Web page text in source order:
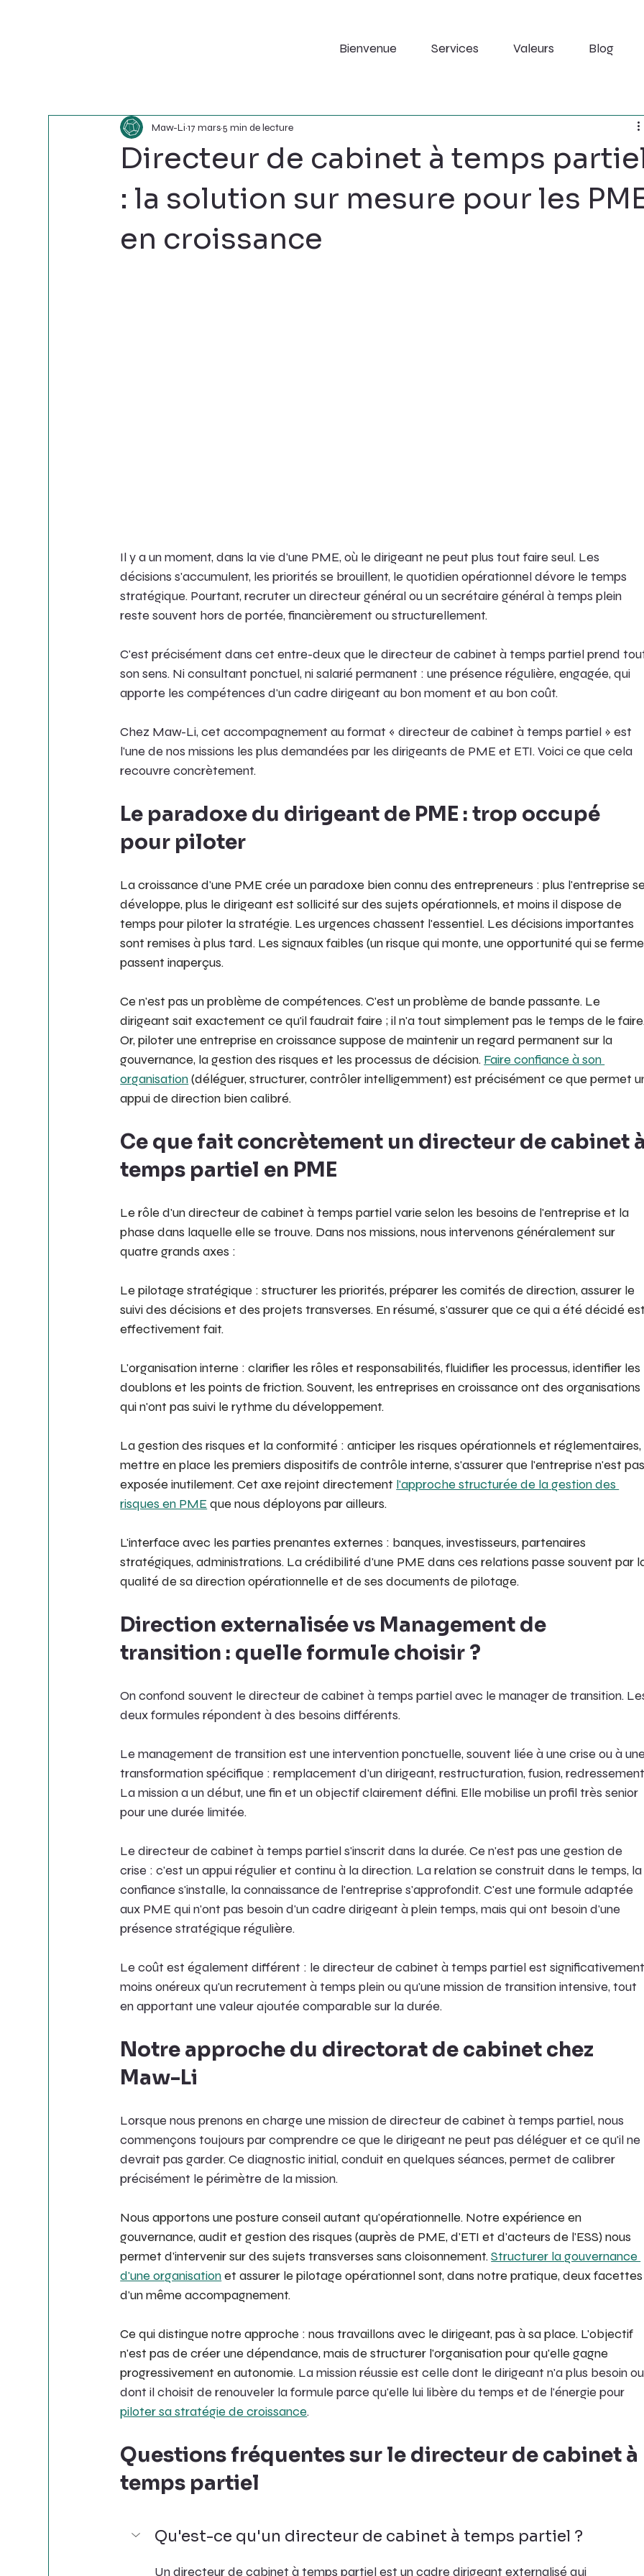
Bienvenue Services Valeurs Blog
Directeur de cabinet à temps
: la solution sur mesure pour les
en croissance
Maw-Li17 mars5 min de lecture
Il y a un moment, dans la vie d'une PME, où le dirigeant ne peut plus tout faire seul. Les
décisions s'accumulent, les priorités se brouillent, le quotidien opérationnel dévore le temps
stratégique. Pourtant, recruter un directeur général ou un secrétaire général à temps plein
reste souvent hors de portée, financièrement ou structurellement.
C'est précisément dans cet entre-deux que le directeur de cabinet à temps partiel prend
son sens. Ni consultant ponctuel, ni salarié permanent : une présence régulière, engagée, qui
apporte les compétences d'un cadre dirigeant au bon moment et au bon coût.
Chez Maw-Li, cet accompagnement au format « directeur de cabinet à temps partiel » est
l'une de nos missions les plus demandées par les dirigeants de PME et ETI. Voici ce que cela
recouvre concrètement.
Le paradoxe du dirigeant de PME : trop occupé
pour piloter
La croissance d'une PME crée un paradoxe bien connu des entrepreneurs : plus l'entreprise se
développe, plus le dirigeant est sollicité sur des sujets opérationnels, et moins il dispose de
temps pour piloter la stratégie. Les urgences chassent l'essentiel. Les décisions importantes
sont remises à plus tard. Les signaux faibles (un risque qui monte, une opportunité qui se
passent inaperçus.
Ce n'est pas un problème de compétences. C'est un problème de bande passante. Le
dirigeant sait exactement ce qu'il faudrait faire ; il n'a tout simplement pas le temps de le
Or, piloter une entreprise en croissance suppose de maintenir un regard permanent sur la
gouvernance, la gestion des risques et les processus de décision. Faire confiance à son
organisation (déléguer, structurer, contrôler intelligemment) est précisément ce que permet
appui de direction bien calibré.
Ce que fait concrètement un directeur de cabinet à
temps partiel en PME
Le rôle d'un directeur de cabinet à temps partiel varie selon les besoins de l'entreprise et la
phase dans laquelle elle se trouve. Dans nos missions, nous intervenons généralement sur
quatre grands axes :
Le pilotage stratégique : structurer les priorités, préparer les comités de direction, assurer le
suivi des décisions et des projets transverses. En résumé, s'assurer que ce qui a été décidé est
effectivement fait.
L'organisation interne : clarifier les rôles et responsabilités, fluidifier les processus, identifier les
doublons et les points de friction. Souvent, les entreprises en croissance ont des organisations
qui n'ont pas suivi le rythme du développement.
La gestion des risques et la conformité : anticiper les risques opérationnels et réglementaires,
mettre en place les premiers dispositifs de contrôle interne, s'assurer que l'entreprise n'est pas
exposée inutilement. Cet axe rejoint directement l'approche structurée de la gestion des
risques en PME que nous déployons par ailleurs.
L'interface avec les parties prenantes externes : banques, investisseurs, partenaires
stratégiques, administrations. La crédibilité d'une PME dans ces relations passe souvent par
qualité de sa direction opérationnelle et de ses documents de pilotage.
Direction externalisée vs Management de
transition : quelle formule choisir ?
On confond souvent le directeur de cabinet à temps partiel avec le manager de transition.
deux formules répondent à des besoins différents.
Le management de transition est une intervention ponctuelle, souvent liée à une crise ou à une
transformation spécifique : remplacement d'un dirigeant, restructuration, fusion,
La mission a un début, une fin et un objectif clairement défini. Elle mobilise un profil très senior
pour une durée limitée.
Le directeur de cabinet à temps partiel s'inscrit dans la durée. Ce n'est pas une gestion de
crise : c'est un appui régulier et continu à la direction. La relation se construit dans le temps, la
confiance s'installe, la connaissance de l'entreprise s'approfondit. C'est une formule adaptée
aux PME qui n'ont pas besoin d'un cadre dirigeant à plein temps, mais qui ont besoin d'une
présence stratégique régulière.
Le coût est également différent : le directeur de cabinet à temps partiel est significativement
moins onéreux qu'un recrutement à temps plein ou qu'une mission de transition intensive, tout
en apportant une valeur ajoutée comparable sur la durée.
Notre approche du directorat de cabinet chez
Maw-Li
Lorsque nous prenons en charge une mission de directeur de cabinet à temps partiel, nous
commençons toujours par comprendre ce que le dirigeant ne peut pas déléguer et ce qu'il ne
devrait pas garder. Ce diagnostic initial, conduit en quelques séances, permet de calibrer
précisément le périmètre de la mission.
Nous apportons une posture conseil autant qu'opérationnelle. Notre expérience en
gouvernance, audit et gestion des risques (auprès de PME, d'ETI et d'acteurs de l'ESS) nous
permet d'intervenir sur des sujets transverses sans cloisonnement. Structurer la gouvernance
d'une organisation et assurer le pilotage opérationnel sont, dans notre pratique, deux facettes
d'un même accompagnement.
Ce qui distingue notre approche : nous travaillons avec le dirigeant, pas à sa place. L'objectif
n'est pas de créer une dépendance, mais de structurer l'organisation pour qu'elle gagne
progressivement en autonomie. La mission réussie est celle dont le dirigeant n'a plus besoin ou
dont il choisit de renouveler la formule parce qu'elle lui libère du temps et de l'énergie pour
piloter sa stratégie de croissance.
Questions fréquentes sur le directeur de cabinet à
temps partiel
Qu'est-ce qu'un directeur de cabinet à temps partiel ?
Un directeur de cabinet à temps partiel est un cadre dirigeant externalisé qui